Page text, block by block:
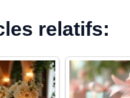
relatifs: